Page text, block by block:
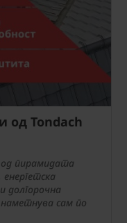
од Tondach
од пирамидата
долгорочна
сам по